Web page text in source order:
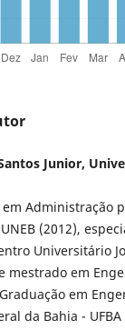
Junior,
Administração
(2012),
Universitário
e mestrado em
em
da Bahia -